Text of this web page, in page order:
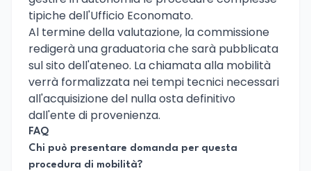
tipiche dell'Ufficio Economato.
Al termine della valutazione, la commissione
redigerà una graduatoria che sarà pubblicata
sul sito dell'ateneo. La chiamata alla mobilità
verrà formalizzata nei tempi tecnici necessari
all'acquisizione del nulla osta definitivo
dall'ente di provenienza.
FAQ
Chi può presentare domanda per questa
procedura di mobilità?